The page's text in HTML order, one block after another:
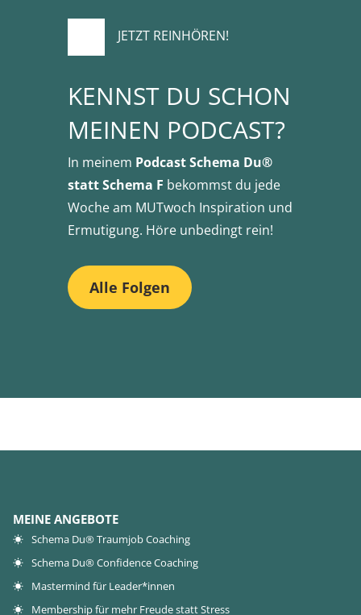
JETZT REINHÖREN!
KENNST DU SCHON
MEINEN PODCAST?
In meinem Podcast Schema Du®
statt Schema F bekommst du jede
Woche am MUTwoch Inspiration und
Ermutigung. Höre unbedingt rein!
Alle Folgen
MEINE ANGEBOTE
Schema Du® Traumjob Coaching
Schema Du® Confidence Coaching
Mastermind für Leader*innen
Membership für mehr Freude statt Stress